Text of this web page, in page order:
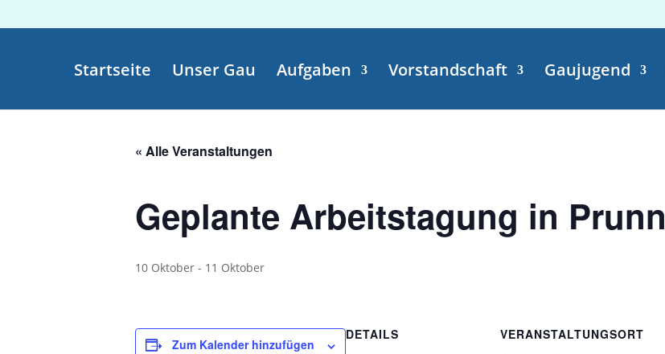
Startseite Unser Gau Aufgaben Vorstandschaft Gaujugend
« Alle Veranstaltungen
Geplante Arbeitstagung in Prunn
10 Oktober - 11 Oktober
Zum Kalender hinzufügen
DETAILS
VERANSTALTUNGSORT